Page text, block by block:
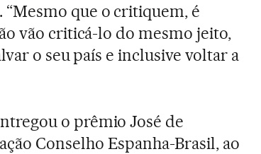
“Mesmo que o critiquem, é
vão criticá-lo do mesmo jeito,
o seu país e inclusive voltar a
o prêmio José de
Conselho Espanha-Brasil, ao